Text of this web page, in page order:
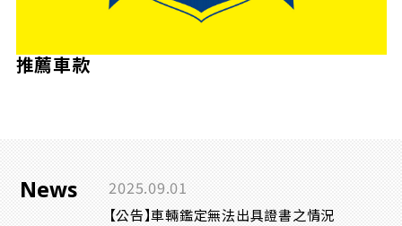
推薦車款
News 2025.09.01
【公告】車輛鑑定無法出具證書之情況